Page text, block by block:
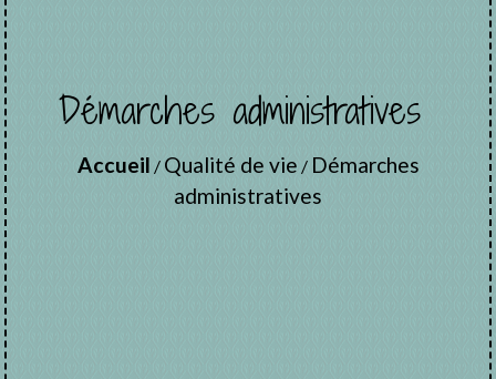
Démarches administratives
Accueil / Qualité de vie / Démarches
administratives